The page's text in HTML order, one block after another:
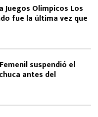
Juegos Olímpicos Los
fue la última vez que
suspendió el
antes del